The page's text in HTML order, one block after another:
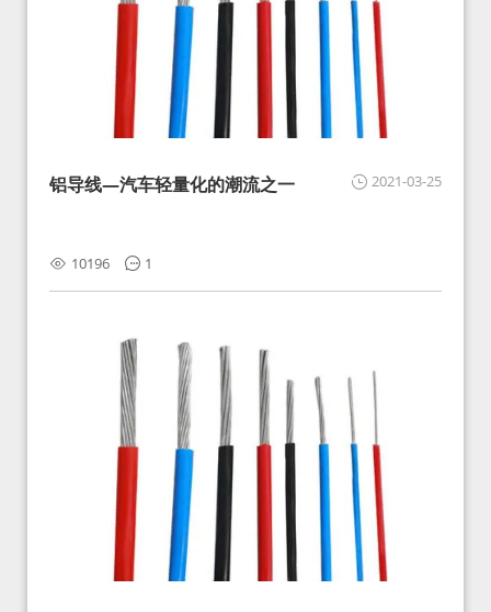
2021-03-25
铝导线—汽车轻量化的潮流之一
10196 1